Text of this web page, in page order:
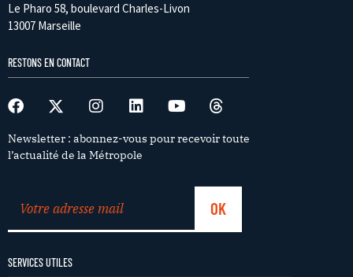
Le Pharo 58, boulevard Charles-Livon
13007 Marseille
RESTONS EN CONTACT
Newsletter : abonnez-vous pour recevoir toute
l’actualité de la Métropole
SERVICES UTILES